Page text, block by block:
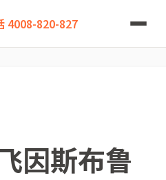
4008-820-827
白皮书：从宝安机场到阿尔卑斯
因斯布鲁